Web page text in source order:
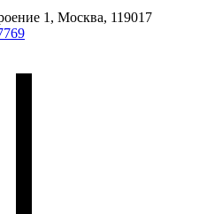
1, Москва, 119017